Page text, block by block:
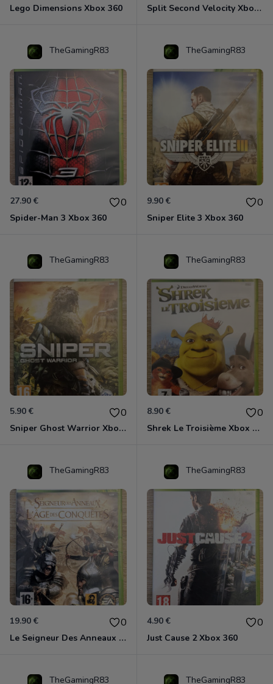
Lego Dimensions Xbox 360 Split Second Velocity Xbox 360
TheGamingR83
27.90 € 0
Spider-Man 3 Xbox 360
TheGamingR83
9.90 € 0
Sniper Elite 3 Xbox 360
TheGamingR83
5.90 € 0
Sniper Ghost Warrior Xbox 360
TheGamingR83
8.90 € 0
Shrek Le Troisième Xbox 360
TheGamingR83
19.90 € 0
Le Seigneur Des Anneaux - L'âge Des Conquêtes Xbox 360
TheGamingR83
4.90 € 0
Just Cause 2 Xbox 360
TheGamingR83 TheGamingR83